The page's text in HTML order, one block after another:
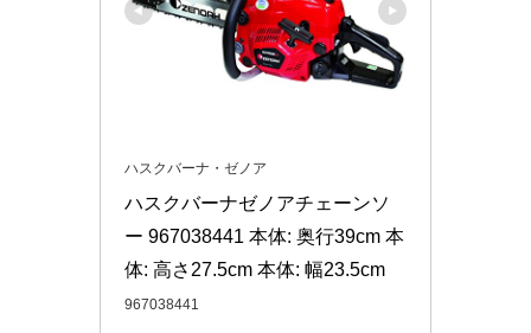
ハスクバーナ・ゼノア
ハスクバーナゼノアチェーンソ
ー 967038441 本体: 奥行39cm 本
体: 高さ27.5cm 本体: 幅23.5cm
967038441